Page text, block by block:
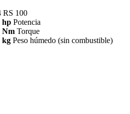
RS 100
hp Potencia
Nm Torque
kg Peso húmedo (sin combustible)